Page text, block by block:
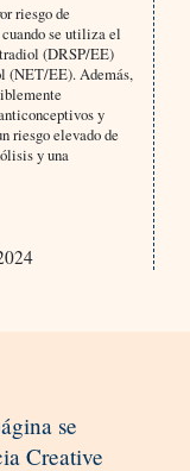
riesgo de
se utiliza el
(DRSP/EE)
(NET/EE). Además,
y
riesgo elevado de
y una
se
Creative